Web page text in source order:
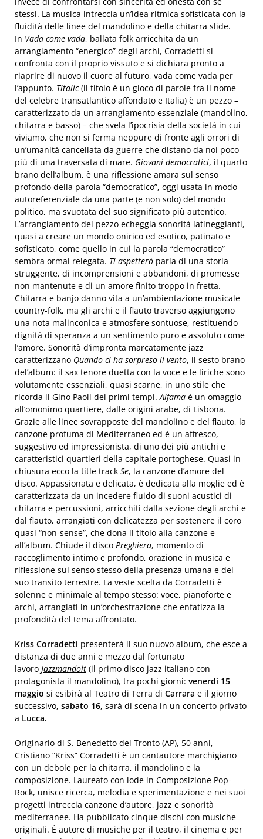
stessi. La musica intreccia un’idea ritmica sofisticata con la
fluidità delle linee del mandolino e della chitarra slide.
In Vada come vada, ballata folk arricchita da un
arrangiamento “energico” degli archi, Corradetti si
confronta con il proprio vissuto e si dichiara pronto a
riaprire di nuovo il cuore al futuro, vada come vada per
l’appunto. Titalic(il titolo è un gioco di parole fra il nome
del celebre transatlantico affondato e Italia) è un pezzo –
caratterizzato da un arrangiamento essenziale (mandolino,
chitarra e basso) – che svela l’ipocrisia della società in cui
viviamo, che non si ferma neppure di fronte agli orrori di
un’umanità cancellata da guerre che distano da noi poco
più di una traversata di mare. Giovani democratici, il quarto
brano dell’album, è una riflessione amara sul senso
profondo della parola “democratico”, oggi usata in modo
autoreferenziale da una parte (e non solo) del mondo
politico, ma svuotata del suo significato più autentico.
L’arrangiamento del pezzo echeggia sonorità latineggianti,
quasi a creare un mondo onirico ed esotico, patinato e
sofisticato, come quello in cui la parola “democratico”
sembra ormai relegata. Ti aspetterò parla di una storia
struggente, di incomprensioni e abbandoni, di promesse
non mantenute e di un amore finito troppo in fretta.
Chitarra e banjo danno vita a un’ambientazione musicale
country-folk, ma gli archi e il flauto traverso aggiungono
una nota malinconica e atmosfere sontuose, restituendo
dignità di speranza a un sentimento puro e assoluto come
l’amore. Sonorità d’impronta marcatamente jazz
caratterizzano Quando ci ha sorpreso il vento, il sesto brano
del’album: il sax tenore duetta con la voce e le liriche sono
volutamente essenziali, quasi scarne, in uno stile che
ricorda il Gino Paoli dei primi tempi.Alfama è un omaggio
all’omonimo quartiere, dalle origini arabe, di Lisbona.
Grazie alle linee sovrapposte del mandolino e del flauto, la
canzone profuma di Mediterraneo ed è un affresco,
suggestivo ed impressionista, di uno dei più antichi e
caratteristici quartieri della capitale portoghese. Quasi in
chiusura ecco la title track Se, la canzone d’amore del
disco. Appassionata e delicata, è dedicata alla moglie ed è
caratterizzata da un incedere fluido di suoni acustici di
chitarra e percussioni, arricchiti dalla sezione degli archi e
dal flauto, arrangiati con delicatezza per sostenere il coro
quasi “non-sense”, che dona il titolo alla canzone e
all’album. Chiude il disco Preghiera, momento di
raccoglimento intimo e profondo, orazione in musica e
riflessione sul senso stesso della presenza umana e del
suo transito terrestre. La veste scelta da Corradetti è
solenne e minimale al tempo stesso: voce, pianoforte e
archi, arrangiati in un’orchestrazione che enfatizza la
profondità del tema affrontato.
Kriss Corradetti presenterà il suo nuovo album, che esce a
distanza di due anni e mezzo dal fortunato
lavoro Jazzmandoit (il primo disco jazz italiano con
protagonista il mandolino), tra pochi giorni: venerdì 15
maggio si esibirà al Teatro di Terra di Carrara e il giorno
successivo, sabato 16, sarà di scena in un concerto privato
a Lucca.
Originario di S. Benedetto del Tronto (AP), 50 anni,
Cristiano “Kriss” Corradetti è un cantautore marchigiano
con un debole per la chitarra, il mandolino e la
composizione. Laureato con lode in Composizione Pop-
Rock, unisce ricerca, melodia e sperimentazione e nei suoi
progetti intreccia canzone d’autore, jazz e sonorità
mediterranee. Ha pubblicato cinque dischi con musiche
originali. È autore di musiche per il teatro, il cinema e per